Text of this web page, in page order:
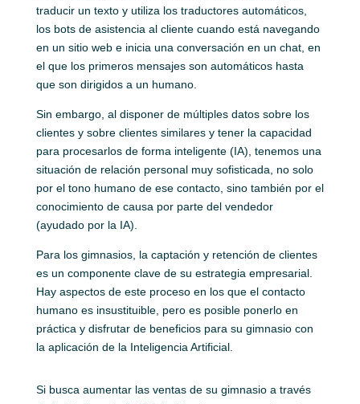
traducir un texto y utiliza los traductores automáticos,
los bots de asistencia al cliente cuando está navegando
en un sitio web e inicia una conversación en un chat, en
el que los primeros mensajes son automáticos hasta
que son dirigidos a un humano.
Sin embargo, al disponer de múltiples datos sobre los
clientes y sobre clientes similares y tener la capacidad
para procesarlos de forma inteligente (IA), tenemos una
situación de relación personal muy sofisticada, no solo
por el tono humano de ese contacto, sino también por el
conocimiento de causa por parte del vendedor
(ayudado por la IA).
Para los gimnasios, la captación y retención de clientes
es un componente clave de su estrategia empresarial.
Hay aspectos de este proceso en los que el contacto
humano es insustituible, pero es posible ponerlo en
práctica y disfrutar de beneficios para su gimnasio con
la aplicación de la Inteligencia Artificial.
Si busca aumentar las ventas de su gimnasio a través